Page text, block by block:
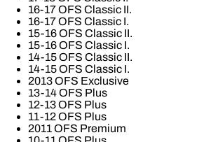
16-17 OFS Classic II.
16-17 OFS Classic I.
15-16 OFS Classic II.
15-16 OFS Classic I.
14-15 OFS Classic II.
14-15 OFS Classic I.
2013 OFS Exclusive
13-14 OFS Plus
12-13 OFS Plus
11-12 OFS Plus
2011 OFS Premium